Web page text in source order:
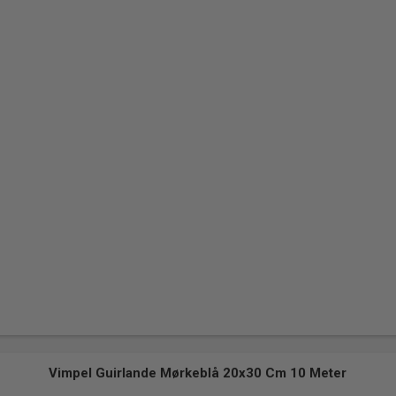
Vimpel Guirlande Mørkeblå 20x30 Cm 10 Meter